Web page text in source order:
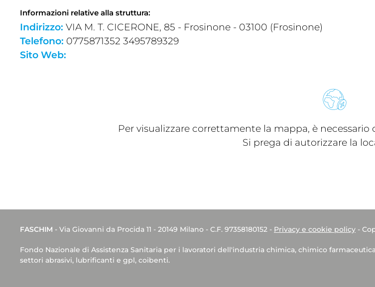
Informazioni relative alla struttura:
Indirizzo: VIA M. T. CICERONE, 85 - Frosinone - 03100 (Frosinone)
Telefono: 0775871352 3495789329
Sito Web:
Per visualizzare correttamente la mappa, è
Si prega di autorizzare la
FASCHIM - Via Giovanni da Procida 11 - 20149 Milano - C.F. 97358180152 - Privacy e cookie policy -
Fondo Nazionale di Assistenza Sanitaria per i lavoratori dell'industria chimica, chimico
settori abrasivi, lubrificanti e gpl, coibenti.